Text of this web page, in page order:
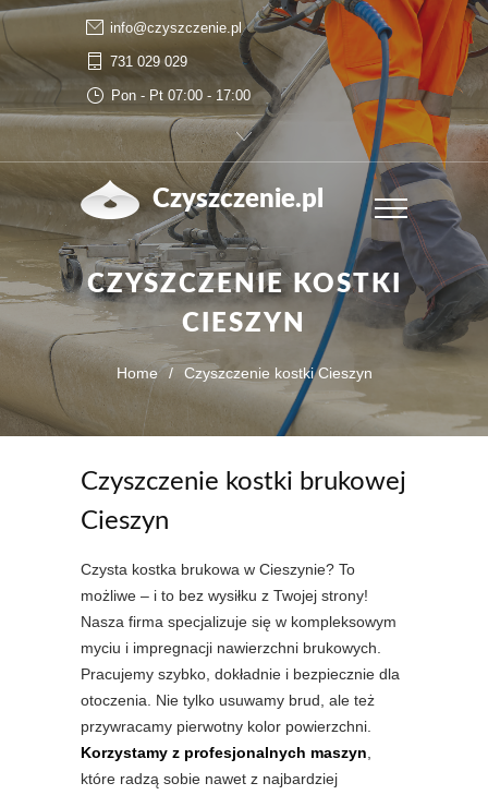
info@czyszczenie.pl
731 029 029
Pon - Pt 07:00 - 17:00
Czyszczenie.pl
CZYSZCZENIE KOSTKI
CIESZYN
Home / Czyszczenie kostki Cieszyn
Czyszczenie kostki brukowej
Cieszyn
Czysta kostka brukowa w Cieszynie? To
możliwe – i to bez wysiłku z Twojej strony!
Nasza firma specjalizuje się w kompleksowym
myciu i impregnacji nawierzchni brukowych.
Pracujemy szybko, dokładnie i bezpiecznie dla
otoczenia. Nie tylko usuwamy brud, ale też
przywracamy pierwotny kolor powierzchni.
Korzystamy z profesjonalnych maszyn
które radzą sobie nawet z najbardziej